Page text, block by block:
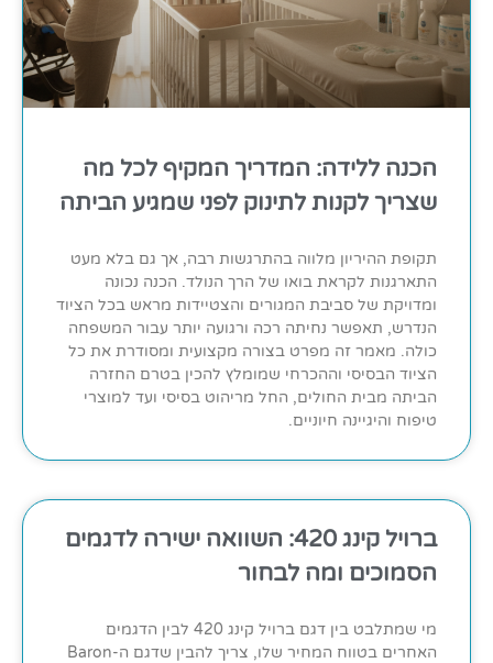
הכנה ללידה: המדריך המקיף לכל מה
שצריך לקנות לתינוק לפני שמגיע הביתה
תקופת ההיריון מלווה בהתרגשות רבה, אך גם בלא מעט
התארגנות לקראת בואו של הרך הנולד. הכנה נכונה
ומדויקת של סביבת המגורים והצטיידות מראש בכל הציוד
הנדרש, תאפשר נחיתה רכה ורגועה יותר עבור המשפחה
כולה. מאמר זה מפרט בצורה מקצועית ומסודרת את כל
הציוד הבסיסי וההכרחי שמומלץ להכין בטרם החזרה
הביתה מבית החולים, החל מריהוט בסיסי ועד למוצרי
טיפוח והיגיינה חיוניים.
ברויל קינג 420: השוואה ישירה לדגמים
הסמוכים ומה לבחור
מי שמתלבט בין דגם ברויל קינג 420 לבין הדגמים
האחרים בטווח המחיר שלו, צריך להבין שדגם ה-Baron